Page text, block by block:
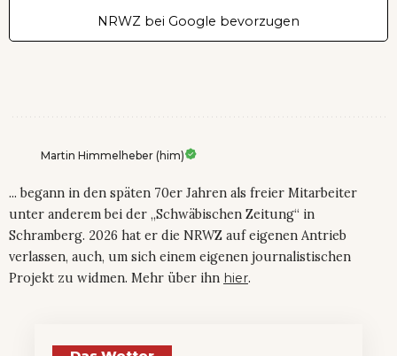
NRWZ bei Google bevorzugen
Martin Himmelheber (him)
... begann in den späten 70er Jahren als freier Mitarbeiter
unter anderem bei der „Schwäbischen Zeitung“ in
Schramberg. 2026 hat er die NRWZ auf eigenen Antrieb
verlassen, auch, um sich einem eigenen journalistischen
Projekt zu widmen. Mehr über ihn hier.